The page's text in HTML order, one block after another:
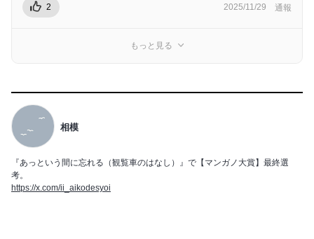
2 2025/11/29 通報
もっと見る
相模
『あっという間に忘れる（観覧車のはなし）』で【マンガノ大賞】最終選
考。
https://x.com/ii_aikodesyoi